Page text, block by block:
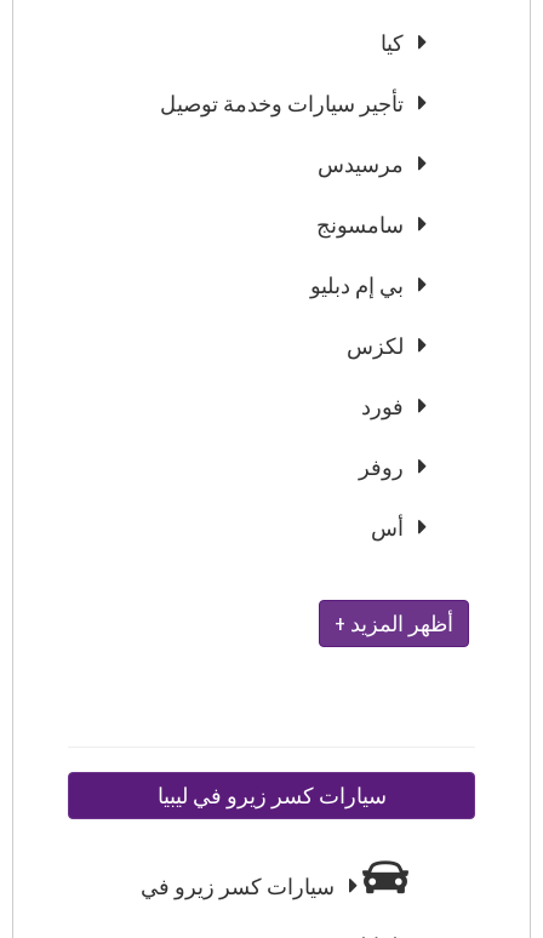
كيا
تأجير سيارات وخدمة توصيل
مرسيدس
سامسونج
بي إم دبليو
لكزس
فورد
روفر
أس
+ أظهر المزيد
سيارات كسر زيرو في ليبيا
سيارات كسر زيرو في